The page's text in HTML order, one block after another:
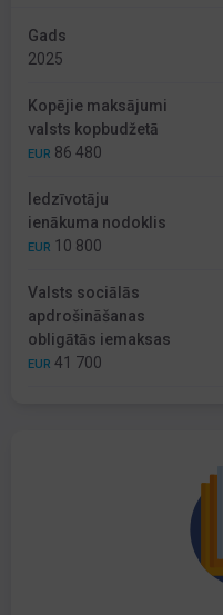
Gads
2025
Kopējie maksājumi
valsts kopbudžetā
EUR 86 480
Iedzīvotāju
ienākuma nodoklis
EUR 10 800
Valsts sociālās
apdrošināšanas
obligātās iemaksas
EUR 41 700